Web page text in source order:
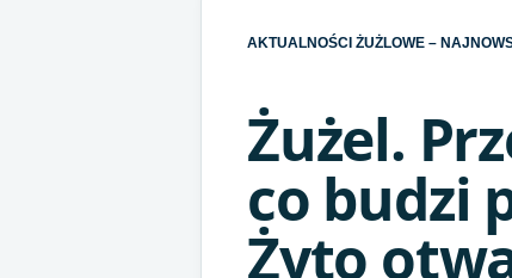
AKTUALNOŚCI ŻUŻLOWE –
Żużel.
co budzi
Żyto